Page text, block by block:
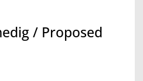
/ Proposed